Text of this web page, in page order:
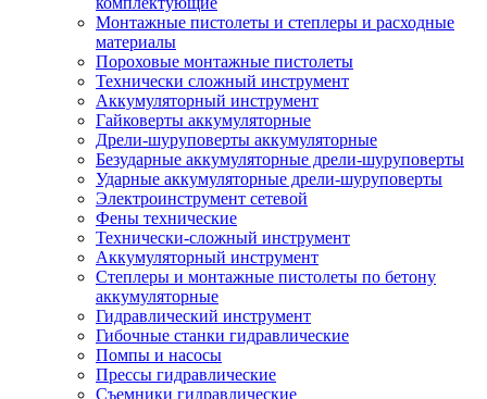
Монтажные пистолеты и степлеры и расходные
материалы
Пороховые монтажные пистолеты
Технически сложный инструмент
Аккумуляторный инструмент
Гайковерты аккумуляторные
Дрели-шуруповерты аккумуляторные
Безударные аккумуляторные дрели-шуруповерты
Ударные аккумуляторные дрели-шуруповерты
Электроинструмент сетевой
Фены технические
Технически-сложный инструмент
Аккумуляторный инструмент
Степлеры и монтажные пистолеты по бетону
аккумуляторные
Гидравлический инструмент
Гибочные станки гидравлические
Помпы и насосы
Прессы гидравлические
Съемники гидравлические